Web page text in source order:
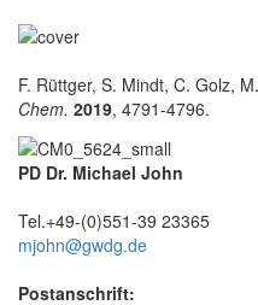
F. Rüttger, S. Mindt, C. Golz,
Chem. 2019, 4791-4796.
PD Dr. Michael John
Tel.+49-(0)551-39 23365
mjohn@gwdg.de
Postanschrift: